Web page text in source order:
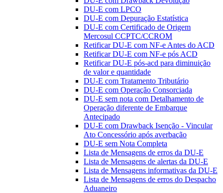
DU-E com LPCO
DU-E com Depuração Estatística
DU-E com Certificado de Origem
Mercosul CCPTC/CCROM
Retificar DU-E com NF-e Antes do ACD
Retificar DU-E com NF-e pós ACD
Retificar DU-E pós-acd para diminuição
de valor e quantidade
DU-E com Tratamento Tributário
DU-E com Operação Consorciada
DU-E sem nota com Detalhamento de
Operação diferente de Embarque
Antecipado
DU-E com Drawback Isenção - Vincular
Ato Concessório após averbação
DU-E sem Nota Completa
Lista de Mensagens de erros da DU-E
Lista de Mensagens de alertas da DU-E
Lista de Mensagens informativas da DU-E
Lista de Mensagens de erros do Despacho
Aduaneiro